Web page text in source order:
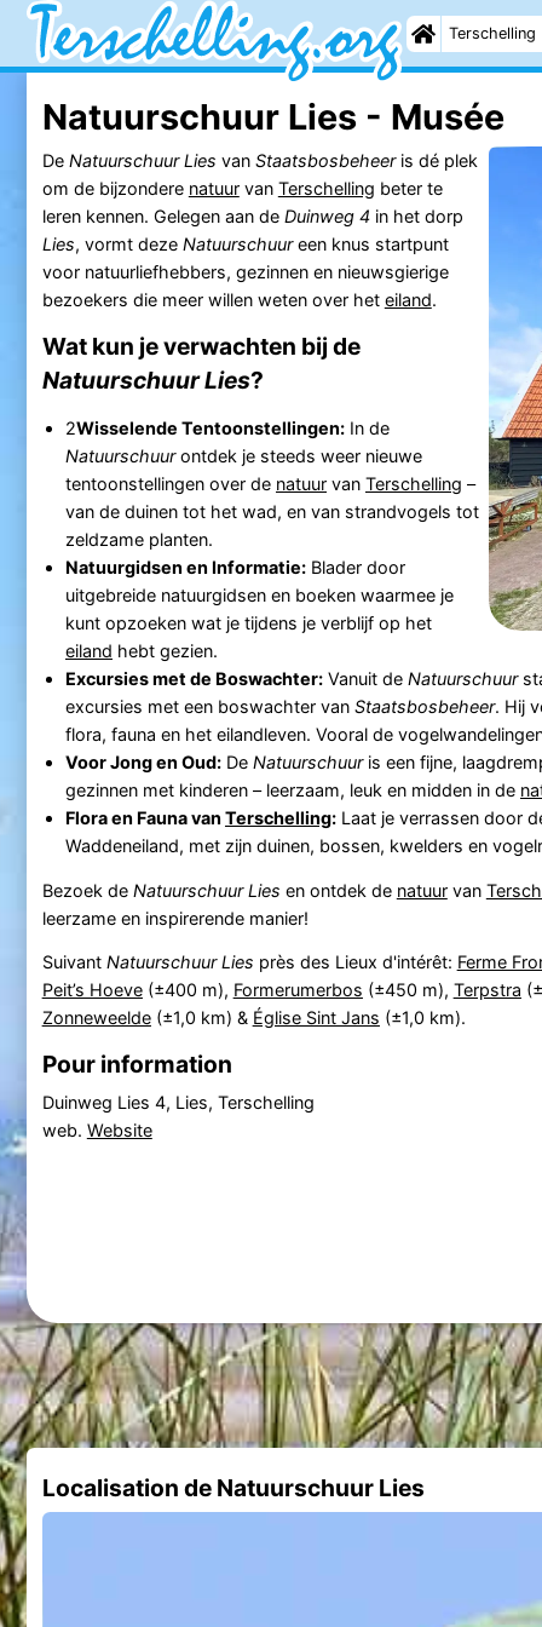
Terschelling
Natuurschuur Lies - Musée
De Natuurschuur Lies van Staatsbosbeheeris dé plek
om de bijzondere natuurvan Terschelling beter te
leren kennen. Gelegen aan de Duinweg 4in het dorp
Lies, vormt deze Natuurschuureen knus startpunt
voor natuurliefhebbers, gezinnen en nieuwsgierige
bezoekers die meer willen weten over het eiland.
Wat kun je verwachten bij de
Natuurschuur Lies?
2Wisselende Tentoonstellingen:In de
Natuurschuurontdek je steeds weer nieuwe
tentoonstellingen over de natuurvan Terschelling –
van de duinen tot het wad, en van strandvogels tot
zeldzame planten.
Natuurgidsen en Informatie:Blader door
uitgebreide natuurgidsen en boeken waarmee je
kunt opzoeken wat je tijdens je verblijf op het
eiland hebt gezien.
Excursies met de Boswachter:Vanuit de Natuurschuur
excursies met een boswachter van Staatsbosbeheer. Hij
flora, fauna en het eilandleven. Vooral de
Voor Jong en Oud:De Natuurschuuris een fijne,
gezinnen met kinderen – leerzaam, leuk en midden in de
Flora en Fauna van Terschelling:Laat je verrassen door
Waddeneiland, met zijn duinen, bossen, kwelders en
Bezoek de Natuurschuur Lies en ontdek de natuurvan
leerzame en inspirerende manier!
Suivant Natuurschuur Lies près des Lieux d'intérêt: Ferme
Peit’s Hoeve(±400 m), Formerumerbos (±450 m), Terpstra
Zonneweelde(±1,0 km) & Église Sint Jans (±1,0 km).
Pour information
Duinweg Lies 4, Lies, Terschelling
web. Website
Localisation de Natuurschuur Lies